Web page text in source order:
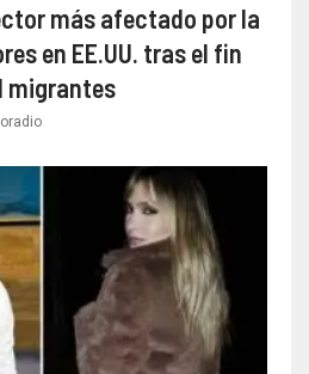
más afectado por la
en EE.UU. tras el fin
migrantes